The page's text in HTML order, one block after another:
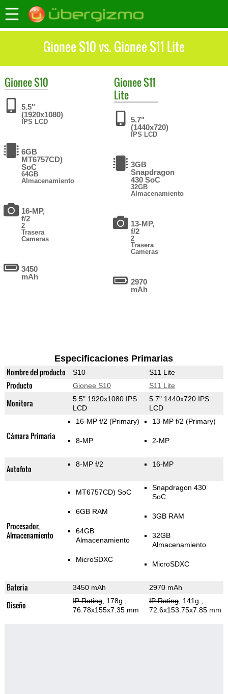
Gionee S10 vs. Gionee S11 Lite
GioneeS10
5.5"
(1920x1080)
IPS LCD
6GB
MT6757CD)
SoC
64GB
Almacenamiento
16-MP,
f/2
2
Trasera
Cameras
3450
mAh
GioneeS11
Lite
5.7"
(1440x720)
IPS LCD
3GB
Snapdragon
430 SoC
32GB
Almacenamiento
13-MP,
f/2
2
Trasera
Cameras
2970
mAh
Especificaciones Primarias
Nombre del producto S10 S11 Lite
Producto Gionee S10 S11 Lite
Monitora
5.5" 1920x1080 IPS
LCD
5.7" 1440x720 IPS
LCD
Cámara Primaria
16-MP f/2 (Primary)
8-MP
13-MP f/2 (Primary)
2-MP
Autofoto 8-MP f/2 16-MP
Procesador,
Almacenamiento
MT6757CD) SoC
6GB RAM
64GB
Almacenamiento
MicroSDXC
Snapdragon 430
SoC
3GB RAM
32GB
Almacenamiento
MicroSDXC
Bateria 3450 mAh 2970 mAh
Diseño IP Rating, 178g
76.78x155x7.35 mm
IP Rating, 141g
72.6x153.75x7.85 mm